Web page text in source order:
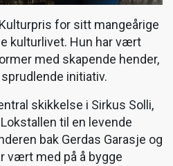
for sitt mangeårige
kulturlivet. Hun har vært
med skapende hender,
initiativ.
skikkelse i Sirkus Solli,
til en levende
bak Gerdas Garasje og
vært med på å bygge